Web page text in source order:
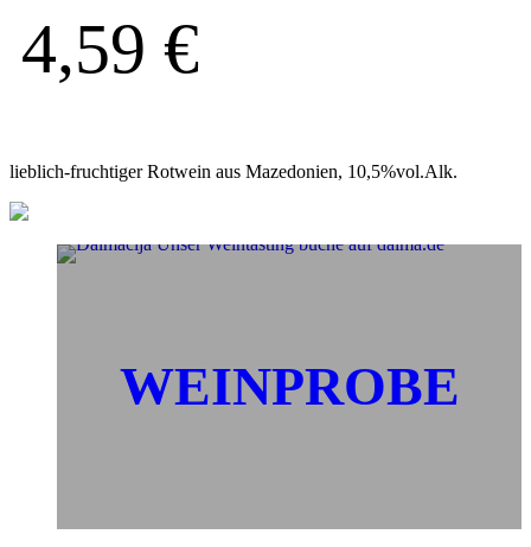
4,59 €
lieblich-fruchtiger Rotwein aus Mazedonien, 10,5%vol.Alk.
WEINPROBE